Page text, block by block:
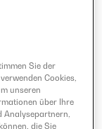
Sie der
Cookies,
unseren
über Ihre
Analysepartnern,
die Sie